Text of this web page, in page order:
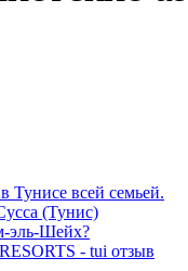
Тунисе всей семьей.
(Тунис)
эль-Шейх?
- tui отзыв